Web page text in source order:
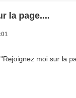
la page....